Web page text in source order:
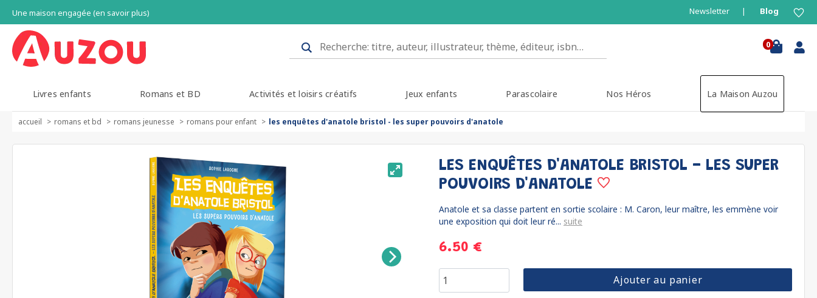
Une maison engagée (en savoir plus) Newsletter Blog
0
Livres enfants Romans et BD Activités et loisirs créatifs Jeux enfants Parascolaire Nos Héros La Maison Auzou
accueil romans et bd romans jeunesse romans pour enfant les enquêtes d'anatole bristol - les super pouvoirs d'anatole
LES ENQUÊTES D'ANATOLE BRISTOL - LES SUPER
POUVOIRS D'ANATOLE
Anatole et sa classe partent en sortie scolaire : M. Caron, leur maître, les emmène voir
une exposition qui doit leur ré... suite
6.50 €
Ajouter au panier